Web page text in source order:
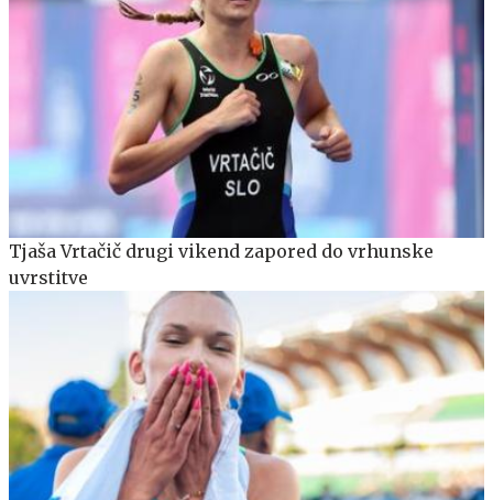
Tjaša Vrtačič drugi vikend zapored do vrhunske
uvrstitve